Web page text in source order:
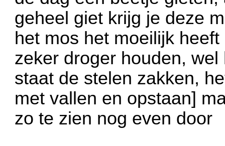
geheel giet krijg je deze
het mos het moeilijk
zeker droger houden,
staat de stelen zakken,
met vallen en opstaan]
zo te zien nog even door